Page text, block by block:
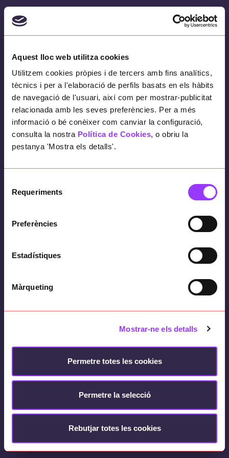
Aquest lloc web utilitza cookies
Utilitzem cookies pròpies i de tercers amb fins analítics,
tècnics i per a l'elaboració de perfils basats en els hàbits
de navegació de l'usuari, així com per mostrar-publicitat
relacionada amb les seves preferències. Per a més
informació o bé conèixer com canviar la configuració,
consulta la nostra Política de Cookies, o obriu la
pestanya 'Mostra els detalls'.
Requeriments
Preferències
Estadístiques
Màrqueting
Mostrar-ne els detalls
Permetre totes les cookies
Permetre la selecció
Rebutjar totes les cookies
Skip
content
Marketing
Cookies Policy
Privacy policy
Basetis © 2024 - Copyright © 2026